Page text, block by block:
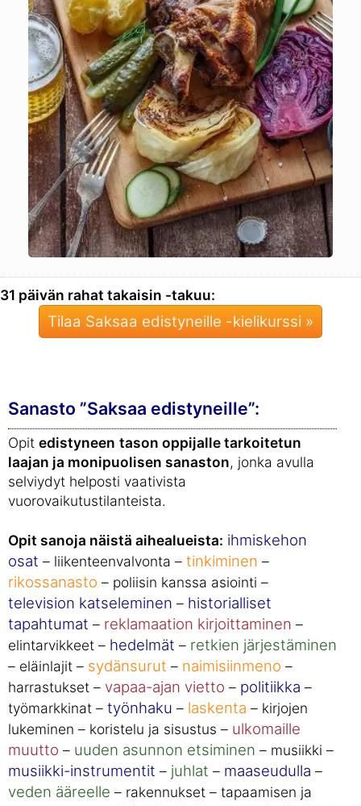
31 päivän rahat takaisin -takuu:
Tilaa Saksaa edistyneille -kielikurssi »
Sanasto ”Saksaa edistyneille”:
Opit edistyneen tason oppijalle tarkoitetun
laajan ja monipuolisen sanaston, jonka avulla
selviydyt helposti vaativista
vuorovaikutustilanteista.
Opit sanoja näistä aihealueista: ihmiskehon
osat – liikenteenvalvonta – tinkiminen –
rikossanasto – poliisin kanssa asiointi –
television katseleminen – historialliset
tapahtumat – reklamaation kirjoittaminen –
elintarvikkeet – hedelmät – retkien järjestäminen
– eläinlajit – sydänsurut – naimisiinmeno –
harrastukset – vapaa-ajan vietto – politiikka –
työmarkkinat – työnhaku – laskenta – kirjojen
lukeminen – koristelu ja sisustus – ulkomaille
muutto – uuden asunnon etsiminen – musiikki –
musiikki-instrumentit – juhlat – maaseudulla –
veden ääreelle – rakennukset – tapaamisen ja